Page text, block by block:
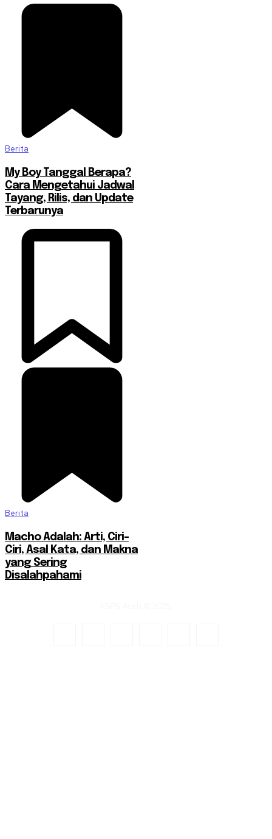
Berita
My Boy Tanggal Berapa?
Cara Mengetahui Jadwal
Tayang, Rilis, dan Update
Terbarunya
Berita
Macho Adalah: Arti, Ciri-
Ciri, Asal Kata, dan Makna
yang Sering
Disalahpahami